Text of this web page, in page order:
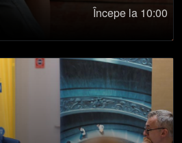
Începe la 10:00